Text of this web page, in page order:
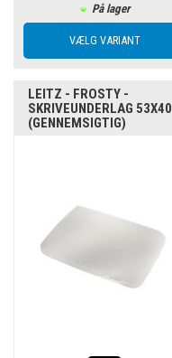
På lager
LEITZ - FROSTY -
SKRIVEUNDERLAG 53X40
(GENNEMSIGTIG)